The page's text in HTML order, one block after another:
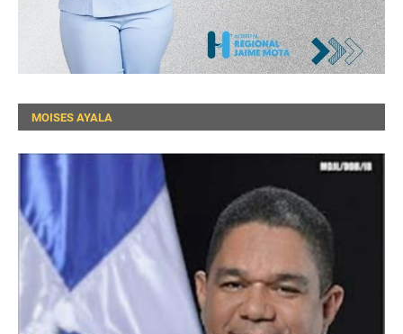
MOISES AYALA